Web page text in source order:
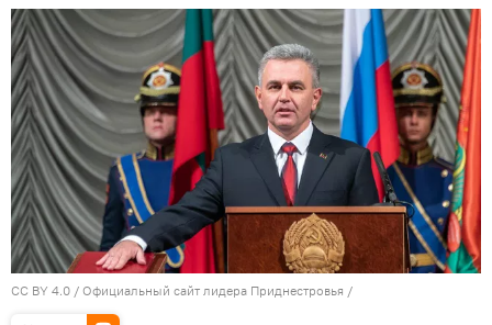
CC BY 4.0 / Официальный сайт лидера Приднестровья /